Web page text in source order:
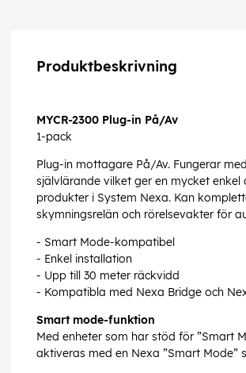
Produktbeskrivning
MYCR-2300 Plug-in På/Av
1-pack
Plug-in mottagare På/Av. Fungerar
självlärande vilket ger en mycket
produkter i System Nexa. Kan
skymningsrelän och rörelsevakter för
- Smart Mode-kompatibel
- Enkel installation
- Upp till 30 meter räckvidd
- Kompatibla med Nexa Bridge och
Smart mode-funktion
Med enheter som har stöd för ”Smart
aktiveras med en Nexa ”Smart Mode”